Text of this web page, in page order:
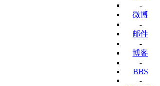
-
微博
-
邮件
-
博客
-
BBS
-